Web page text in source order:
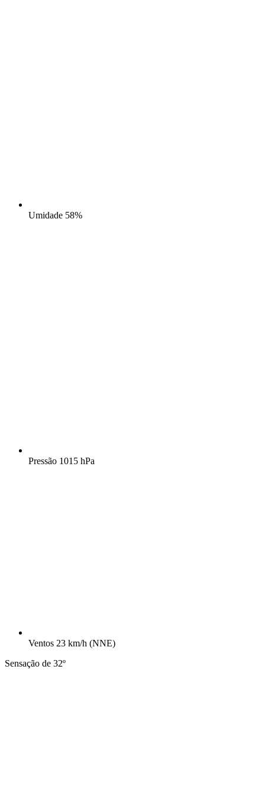
Umidade 58%
Pressão 1015 hPa
Ventos 23 km/h (NNE)
Sensação de 32º